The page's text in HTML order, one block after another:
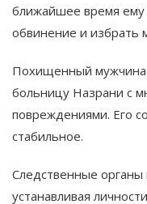
ближайшее время
обвинение и избрать
Похищенный мужчина
больницу Назрани с
повреждениями. Его
стабильное.
Следственные
устанавливая